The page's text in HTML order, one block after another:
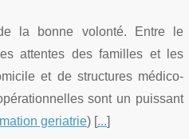
la bonne volonté. Entre le
attentes des familles et les
et de structures médico-
sont un puissant
geriatrie) [...]